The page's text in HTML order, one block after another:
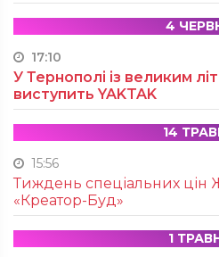
4
17:10
У Тернополі із великим
виступить YAKTAK
14
15:56
Тиждень спеціальних цін
«Креатор-Буд»
1